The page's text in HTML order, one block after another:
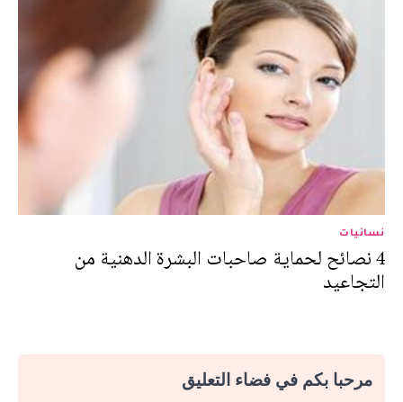
نسائيات
4 نصائح لحماية صاحبات البشرة الدهنية من
التجاعيد
مرحبا بكم في فضاء التعليق